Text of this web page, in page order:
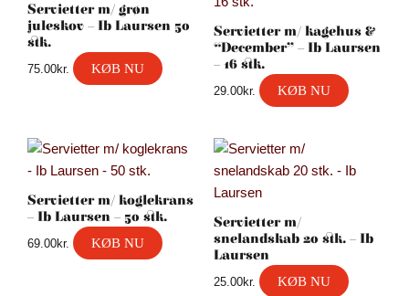
Servietter m/ grøn
juleskov – Ib Laursen 50
stk.
75.00kr. KØB NU
Servietter m/ kagehus &
“December” – Ib Laursen
– 16 stk.
29.00kr. KØB NU
Servietter m/ koglekrans
– Ib Laursen – 50 stk.
69.00kr. KØB NU
Servietter m/
snelandskab 20 stk. – Ib
Laursen
25.00kr. KØB NU